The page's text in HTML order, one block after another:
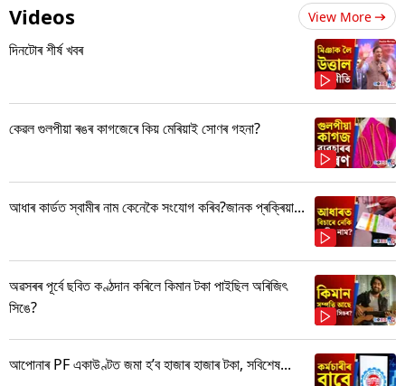
Videos View More
দিনটোৰ শীৰ্ষ খবৰ
কেৱল গুলপীয়া ৰঙৰ কাগজেৰে কিয় মেৰিয়াই সোণৰ গহনা?
আধাৰ কাৰ্ডত স্বামীৰ নাম কেনেকৈ সংযোগ কৰিব?জানক প্ৰক্ৰিয়া...
অৱসৰৰ পূৰ্বে ছবিত কণ্ঠদান কৰিলে কিমান টকা পাইছিল অৰিজিৎ
সিঙে?
আপোনাৰ PF একাউণ্টত জমা হ’ব হাজাৰ হাজাৰ টকা, সবিশেষ...